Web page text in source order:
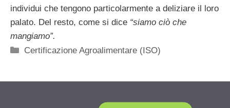
individui che tengono particolarmente a deliziare il loro
palato. Del resto, come si dice “siamo ciò che
mangiamo”.
Categorie
Certificazione Agroalimentare (ISO)